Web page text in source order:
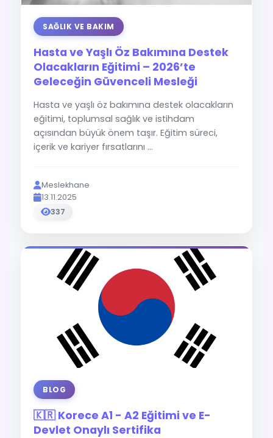
SAĞLIK VE BAKIM
Hasta ve Yaşlı Öz Bakımına Destek
Olacakların Eğitimi – 2026’te
Geleceğin Güvenceli Mesleği
Hasta ve yaşlı öz bakımına destek olacakların
eğitimi, toplumsal sağlık ve istihdam
açısından büyük önem taşır. Eğitim süreci,
içerik ve kariyer fırsatlarını ...
Meslekhane
13.11.2025
337
BLOG
🇰🇷 Korece A1 - A2 Eğitimi ve E-
Devlet Onaylı Sertifika